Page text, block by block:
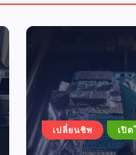
เปิดไม่ติด-ไฟไม่เข้า